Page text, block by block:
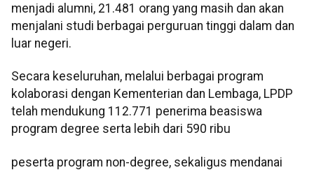
menjadi alumni, 21.481 orang yang masih dan akan
menjalani studi berbagai perguruan tinggi dalam dan
luar negeri.
Secara keseluruhan, melalui berbagai program
kolaborasi dengan Kementerian dan Lembaga, LPDP
telah mendukung 112.771 penerima beasiswa
program degree serta lebih dari 590 ribu
peserta program non-degree, sekaligus mendanai